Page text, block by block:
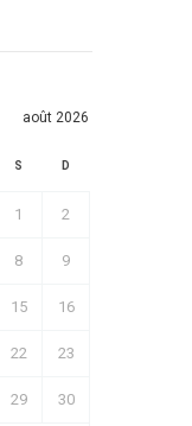
août 2026
S D
1 2
8 9
15 16
22 23
29 30